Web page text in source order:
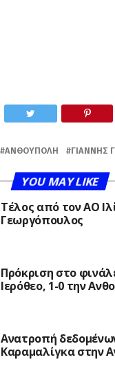
ΑΝΘΟΎΠΟΛΗ ΓΙΆΝΝΗΣ
YOU MAY LIKE
Τέλος από τον ΑΟ
Γεωργόπουλος
Πρόκριση στο
Ιερόθεο, 1-0 την
Ανατροπή
Καραμαλίγκα στην